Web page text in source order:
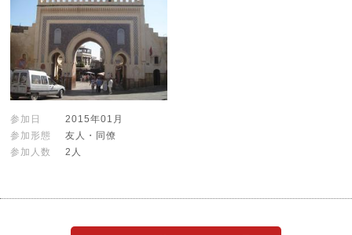
参加日
2015年01月
参加形態
友人・同僚
参加人数
2人